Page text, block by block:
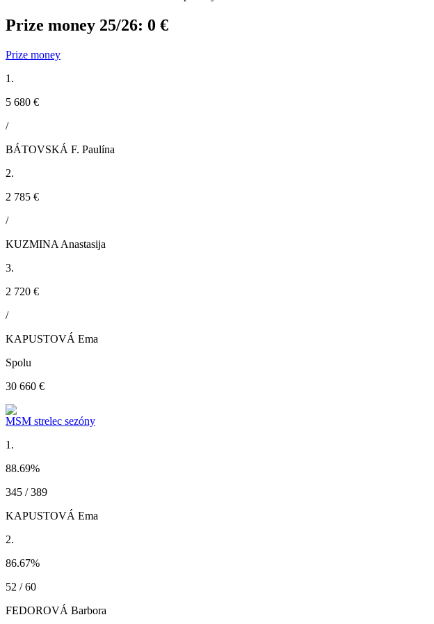
Prize money 25/26: 0 €
Prize money
1.
5 680 €
/
BÁTOVSKÁ F. Paulína
2.
2 785 €
/
KUZMINA Anastasija
3.
2 720 €
/
KAPUSTOVÁ Ema
Spolu
30 660 €
MSM strelec sezóny
1.
88.69%
345 / 389
KAPUSTOVÁ Ema
2.
86.67%
52 / 60
FEDOROVÁ Barbora